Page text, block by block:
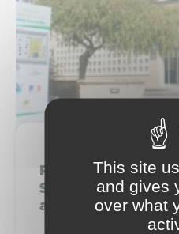
Portes ouvertes à
Services Seulles
au 17 octobre
This site
and gives
over what